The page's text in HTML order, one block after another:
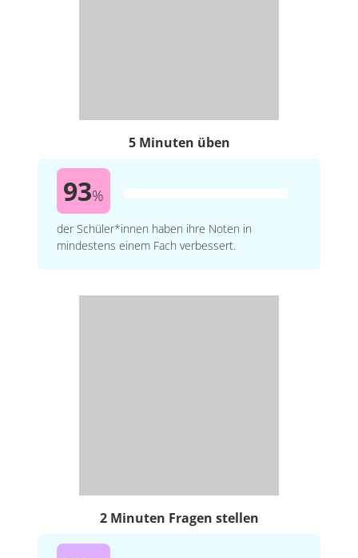
5 Minuten üben
93%
der Schüler*innen haben ihre Noten in
mindestens einem Fach verbessert.
2 Minuten Fragen stellen